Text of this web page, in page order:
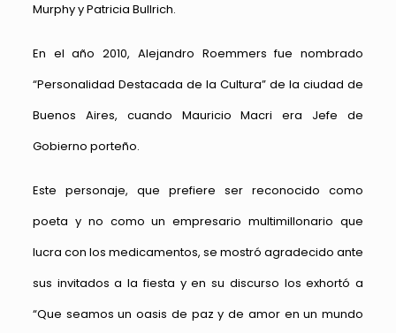
Murphy y Patricia Bullrich.
En el año 2010, Alejandro Roemmers fue nombrado
“Personalidad Destacada de la Cultura” de la ciudad de
Buenos Aires, cuando Mauricio Macri era Jefe de
Gobierno porteño.
Este personaje, que prefiere ser reconocido como
poeta y no como un empresario multimillonario que
lucra con los medicamentos, se mostró agradecido ante
sus invitados a la fiesta y en su discurso los exhortó a
“Que seamos un oasis de paz y de amor en un mundo